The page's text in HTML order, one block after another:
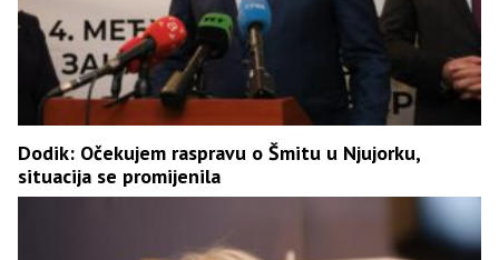
Dodik: Očekujem raspravu o Šmitu u Njujorku,
situacija se promijenila